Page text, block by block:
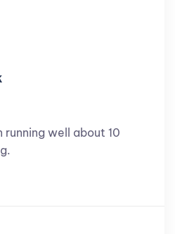
running well about 10